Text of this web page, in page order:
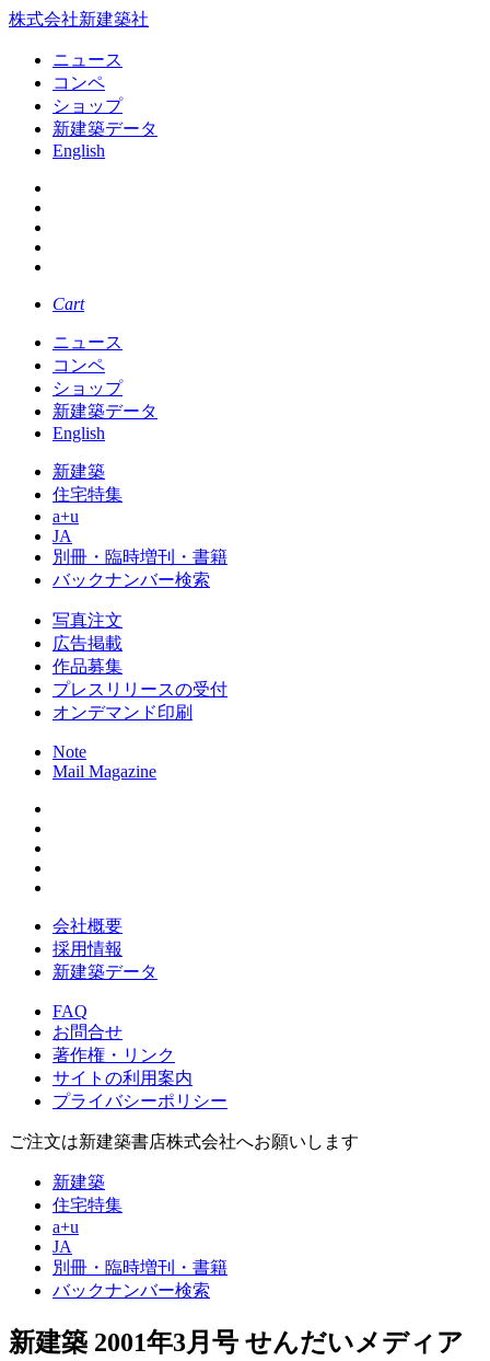
株式会社新建築社
ニュース
コンペ
ショップ
新建築データ
English
Cart
ニュース
コンペ
ショップ
新建築データ
English
新建築
住宅特集
a+u
JA
別冊・臨時増刊・書籍
バックナンバー検索
写真注文
広告掲載
作品募集
プレスリリースの受付
オンデマンド印刷
Note
Mail Magazine
会社概要
採用情報
新建築データ
FAQ
お問合せ
著作権・リンク
サイトの利用案内
プライバシーポリシー
ご注文は新建築書店株式会社へお願いします
新建築
住宅特集
a+u
JA
別冊・臨時増刊・書籍
バックナンバー検索
新建築 2001年3月号 せんだいメディア